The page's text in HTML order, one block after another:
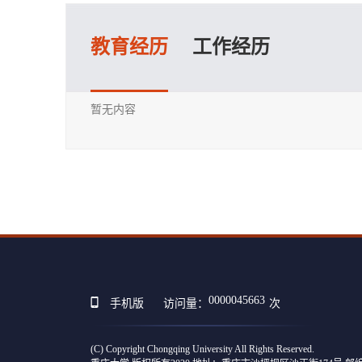
教育经历 工作经历
暂无内容
手机版 访问量： 0000045663 次
(C) Copyright Chongqing University All Rights Reserved.